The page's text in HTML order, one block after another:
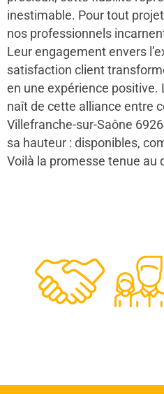
inestimable. Pour tout
nos professionnels
Leur engagement envers
satisfaction client
en une expérience
naît de cette alliance entre
Villefranche-sur-Saône
sa hauteur : disponibles,
Voilà la promesse tenue au
48
0